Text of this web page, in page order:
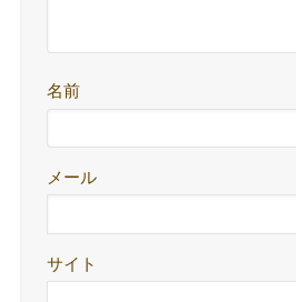
名前
メール
サイト